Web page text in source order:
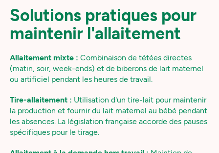
Solutions pratiques pour
maintenir l'allaitement
Allaitement mixte : Combinaison de tétées directes
(matin, soir, week-ends) et de biberons de lait maternel
ou artificiel pendant les heures de travail.
Tire-allaitement : Utilisation d'un tire-lait pour maintenir
la production et fournir du lait maternel au bébé pendant
les absences. La législation française accorde des pauses
spécifiques pour le tirage.